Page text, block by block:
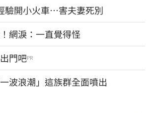
驗開小火車…害夫妻死別
網淚：一直覺得怪
門吧PR
波浪潮」這族群全面噴出